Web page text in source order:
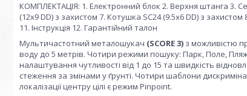
КОМПЛЕКТАЦІЯ: 1. Електронний блок 2. Верхня штанга 3.
(12x9 DD) з захистом 7. Котушка SC24 (9.5x6 DD) з
11. Інструкція 12. Гарантійний талон
Мультичастотний металошукач (SCORE 3) з можливістю
воду до 5 метрів. Чотири режими пошуку: Парк, Поле,
налаштування чутливості від 1 до 15 та швидкість
стеження за змінами у ґрунті. Чотири шаблони
локалізації центру цілі є режим Pinpoint.